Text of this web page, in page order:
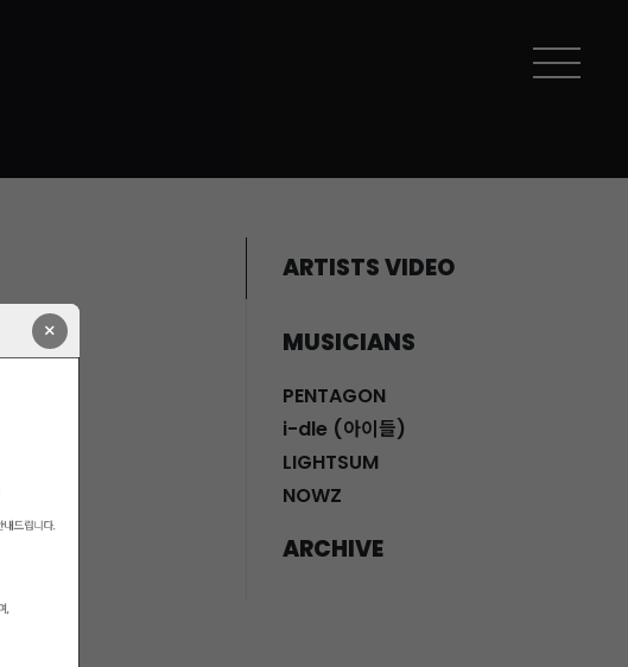
×
ARTISTS VIDEO
MUSICIANS
PENTAGON
i-dle (아이들)
LIGHTSUM
NOWZ
ARCHIVE